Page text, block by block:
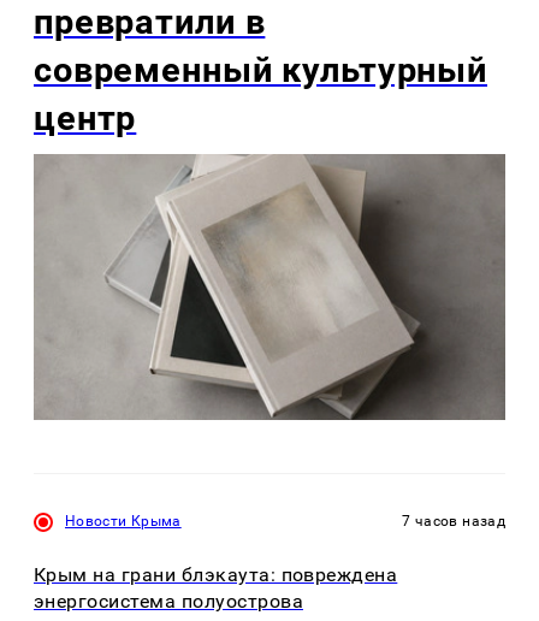
превратили в
современный культурный
центр
Новости Крыма 7 часов назад
Крым на грани блэкаута: повреждена
энергосистема полуострова